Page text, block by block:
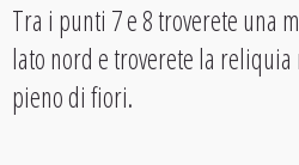
Tra i punti 7 e 8 troverete una
lato nord e troverete la
pieno di fiori.